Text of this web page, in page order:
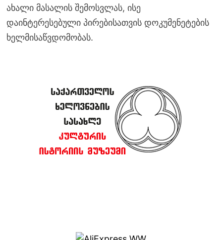
ახალი მასალის შემოსვლას, ისე
დაინტერესებული პირებისათვის დოკუმენეტების
ხელმისაწვდომობას.